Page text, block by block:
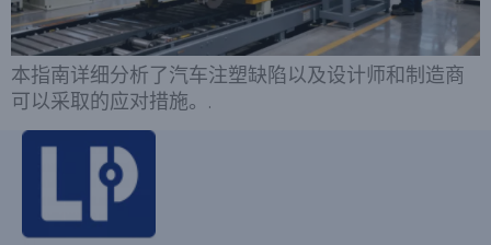
本指南详细分析了汽车注塑缺陷以及设计师和制造商
可以采取的应对措施。.